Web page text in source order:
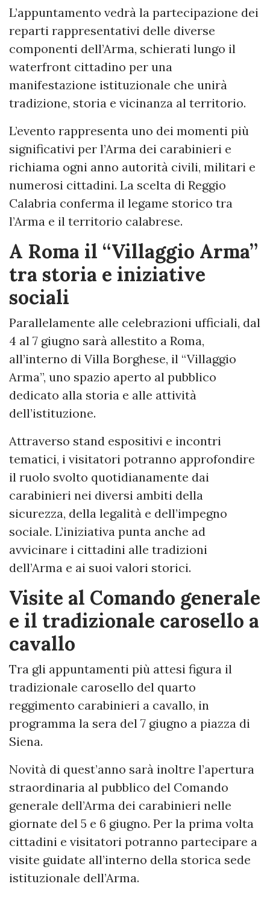
L’appuntamento vedrà la partecipazione dei
reparti rappresentativi delle diverse
componenti dell’Arma, schierati lungo il
waterfront cittadino per una
manifestazione istituzionale che unirà
tradizione, storia e vicinanza al territorio.
L’evento rappresenta uno dei momenti più
significativi per l’Arma dei carabinieri e
richiama ogni anno autorità civili, militari e
numerosi cittadini. La scelta di Reggio
Calabria conferma il legame storico tra
l’Arma e il territorio calabrese.
A Roma il “Villaggio Arma”
tra storia e iniziative
sociali
Parallelamente alle celebrazioni ufficiali, dal
4 al 7 giugno sarà allestito a Roma,
all’interno di Villa Borghese, il “Villaggio
Arma”, uno spazio aperto al pubblico
dedicato alla storia e alle attività
dell’istituzione.
Attraverso stand espositivi e incontri
tematici, i visitatori potranno approfondire
il ruolo svolto quotidianamente dai
carabinieri nei diversi ambiti della
sicurezza, della legalità e dell’impegno
sociale. L’iniziativa punta anche ad
avvicinare i cittadini alle tradizioni
dell’Arma e ai suoi valori storici.
Visite al Comando generale
e il tradizionale carosello a
cavallo
Tra gli appuntamenti più attesi figura il
tradizionale carosello del quarto
reggimento carabinieri a cavallo, in
programma la sera del 7 giugno a piazza di
Siena.
Novità di quest’anno sarà inoltre l’apertura
straordinaria al pubblico del Comando
generale dell’Arma dei carabinieri nelle
giornate del 5 e 6 giugno. Per la prima volta
cittadini e visitatori potranno partecipare a
visite guidate all’interno della storica sede
istituzionale dell’Arma.